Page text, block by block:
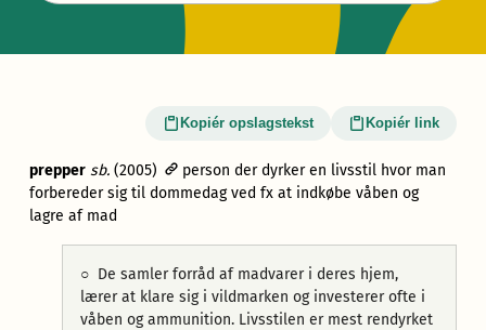
Kopiér opslagstekst Kopiér link
prepper sb.(2005)
person der dyrker en livsstil hvor man
forbereder sig til dommedag ved fx at indkøbe våben og
lagre af mad
○ De samler forråd af madvarer i deres hjem,
lærer at klare sig i vildmarken og investerer ofte i
våben og ammunition. Livsstilen er mest rendyrket